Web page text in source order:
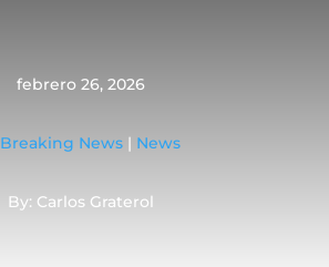
febrero 26, 2026
Breaking News | News
By: Carlos Graterol